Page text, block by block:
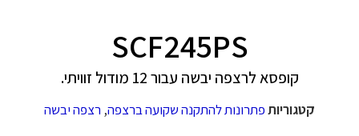
SCF245PS
קופסא לרצפה יבשה עבור 12 מודול זוויתי.
קטגוריותפתרונות להתקנה שקועה ברצפה, רצפה יבשה